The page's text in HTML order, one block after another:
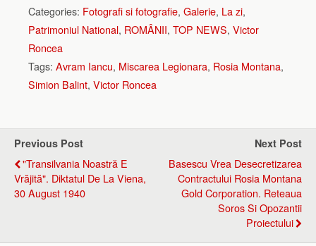
Categories: Fotografi si fotografie, Galerie, La zi,
Patrimoniul National, ROMÂNII, TOP NEWS, Victor
Roncea
Tags: Avram Iancu, Miscarea Legionara, Rosia Montana,
Simion Balint, Victor Roncea
Previous Post
"Transilvania Noastră E
Vrăjită". Diktatul De La Viena,
30 August 1940
Next Post
Basescu Vrea Desecretizarea
Contractului Rosia Montana
Gold Corporation. Reteaua
Soros Si Opozantii
Proiectului